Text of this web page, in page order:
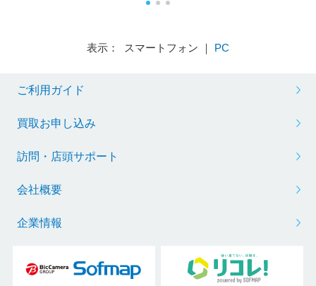
表示： スマートフォン ｜ PC
ご利用ガイド
買取お申し込み
訪問・店頭サポート
会社概要
企業情報